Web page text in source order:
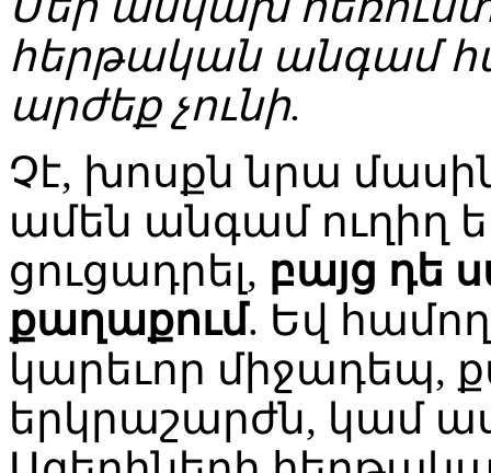
հերթական անգամ
արժեք չունի.
Չէ, խոսքն նրա
ամեն անգամ ուղիղ
ցուցադրել, բայց դե
քաղաքում. Եվ
կարեւոր միջադեպ,
երկրաշարժն, կամ